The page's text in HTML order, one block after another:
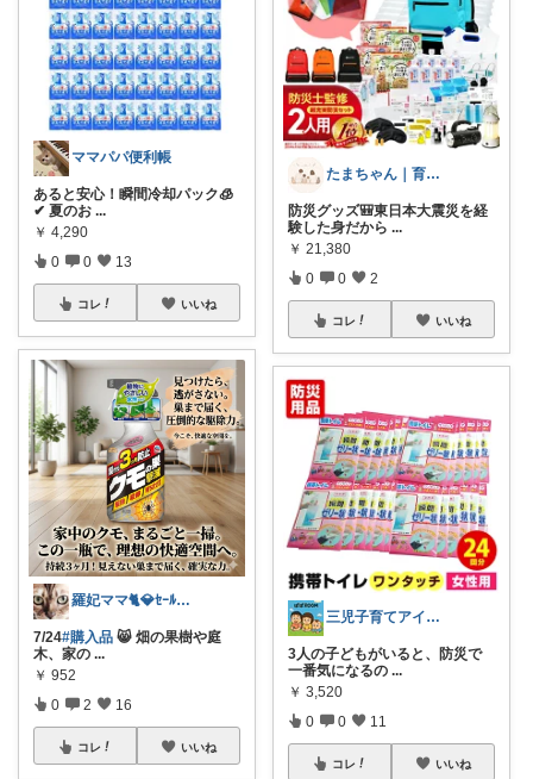
ママパパ便利帳
あると安心！瞬間冷却パック🧊
✔ 夏のお ...
￥ 4,290
0 0 13
コレ いいね
羅妃ママ🐈💎ｾｰﾙは毎回完走🏃
7/24#購入品 😸 畑の果樹や庭
木、家の ...
￥ 952
0 2 16
コレ いいね
たまちゃん｜育児×在宅ワーク｜一条工務店
防災グッズ🎒東日本大震災を経
験した身だから ...
￥ 21,380
0 0 2
コレ いいね
三児子育てアイテム
3人の子どもがいると、防災で
一番気になるの ...
￥ 3,520
0 0 11
コレ いいね